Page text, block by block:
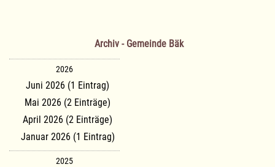
Archiv - Gemeinde Bäk
2026
Juni 2026 (1 Eintrag)
Mai 2026 (2 Einträge)
April 2026 (2 Einträge)
Januar 2026 (1 Eintrag)
2025